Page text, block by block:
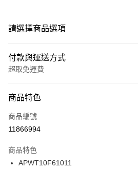
請選擇商品選項
付款與運送方式
超取免運費
信用卡一次付款
LINE Pay
悠遊付
商品特色
商品編號
11866994
商品特色
APWT10F61011